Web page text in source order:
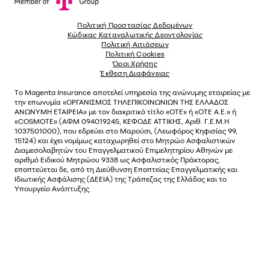
Πολιτική Προστασίας Δεδομένων
Κώδικας Καταναλωτικής Δεοντολογίας
Πολιτική Αιτιάσεων
Πολιτική Cookies
Όροι Χρήσης
Έκθεση Διαφάνειας
Το Magenta Insurance αποτελεί υπηρεσία της ανώνυµης εταιρείας µε
την επωνυµία «ΟΡΓΑΝΙΣΜΟΣ ΤΗΛΕΠΙΚΟΙΝΩΝΙΩΝ ΤΗΣ ΕΛΛΑΔΟΣ
ΑΝΩΝΥΜΗ ΕΤΑΙΡΕΙΑ» µε τον διακριτικό τίτλο «OTE» ή «ΟΤΕ Α.Ε.» ή
«COSMOTE» (ΑΦΜ 094019245, ΚΕΦΟΔΕ ΑΤΤΙΚΗΣ, Αριθ. Γ.Ε.Μ.Η
1037501000), που εδρεύει στο Μαρούσι, (Λεωφόρος Κηφισίας 99,
15124) και έχει νοµίµως καταχωρηθεί στο Μητρώο Ασφαλιστικών
Διαµεσολαβητών του Επαγγελµατικού Επιµελητηρίου Αθηνών µε
αριθµό Ειδικού Μητρώου 9338 ως Ασφαλιστικός Πράκτορας,
εποπτεύεται δε, από τη Διεύθυνση Εποπτείας Επαγγελματικής και
Ιδιωτικής Ασφάλισης (ΔΕΕΙΑ) της Τράπεζας της Ελλάδος και το
Υπουργείο Ανάπτυξης.